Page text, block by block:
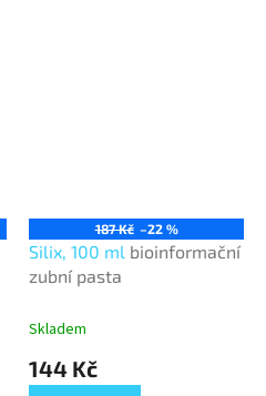
187 Kč –22 %
Silix, 100 ml bioinformační
zubní pasta
Skladem
144 Kč